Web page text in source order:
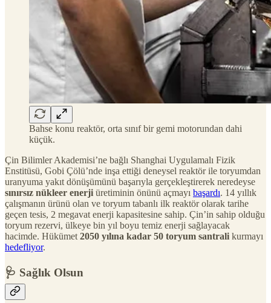
Bahse konu reaktör, orta sınıf bir gemi motorundan dahi
küçük.
Çin Bilimler Akademisi’ne bağlı Shanghai Uygulamalı Fizik
Enstitüsü, Gobi Çölü’nde inşa ettiği deneysel reaktör ile toryumdan
uranyuma yakıt dönüşümünü başarıyla gerçekleştirerek neredeyse
sınırsız nükleer enerji üretiminin önünü açmayı başardı. 14 yıllık
çalışmanın ürünü olan ve toryum tabanlı ilk reaktör olarak tarihe
geçen tesis, 2 megavat enerji kapasitesine sahip. Çin’in sahip olduğu
toryum rezervi, ülkeye bin yıl boyu temiz enerji sağlayacak
hacimde. Hükümet 2050 yılına kadar 50 toryum santrali kurmayı
hedefliyor.
🩺 Sağlık Olsun